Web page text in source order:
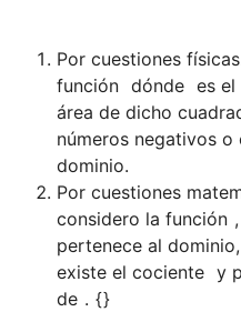
Por cuestiones
función dónde es
área de dicho
números negativos
dominio.
Por cuestiones
considero la función
pertenece al
existe el cociente y
de . { }